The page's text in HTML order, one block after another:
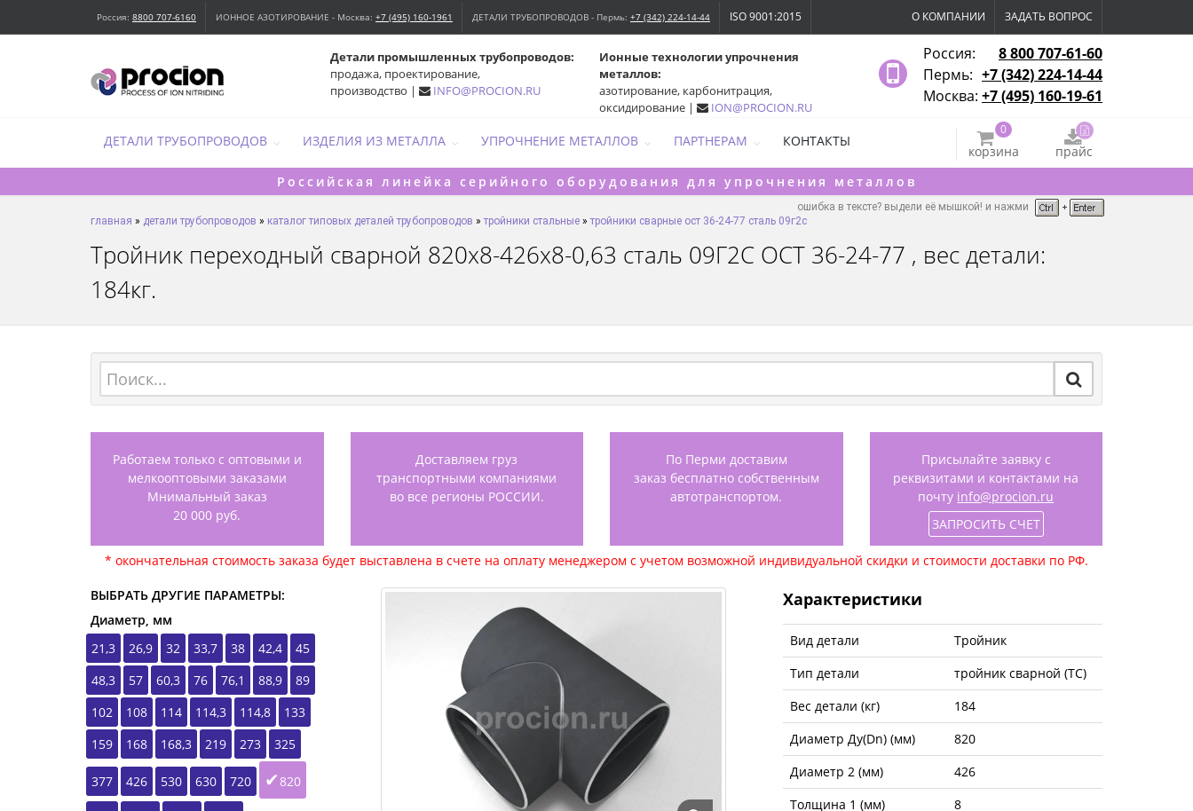
О КОМПАНИИ ЗАДАТЬ ВОПРОС
Россия: 8800 707-6160 ИОННОЕ АЗОТИРОВАНИЕ - Москва: +7 (495) 160-1961 ДЕТАЛИ ТРУБОПРОВОДОВ - Пермь: +7 (342) 224-14-44 ISO 9001:2015
Россия:
8 800 707-61-60
Пермь: +7 (342) 224-14-44
Москва: +7 (495) 160-19-61
Ионные технологии упрочнения
металлов:
азотирование, карбонитрация,
оксидирование |
ION@PROCION.RU
Детали промышленных трубопроводов:
продажа, проектирование,
производство |
INFO@PROCION.RU
ДЕТАЛИ ТРУБОПРОВОДОВ ИЗДЕЛИЯ ИЗ МЕТАЛЛА УПРОЧНЕНИЕ МЕТАЛЛОВ ПАРТНЕРАМ КОНТАКТЫ
0
корзина
прайс
Российская линейка серийного оборудования для упрочнения металлов
ошибка в тексте? выдели её мышкой! и нажми
главная » детали трубопроводов » каталог типовых деталей трубопроводов » тройники стальные » тройники сварные ост 36-24-77 сталь 09г2с
Тройник переходный сварной 820х8-426х8-0,63 сталь 09Г2С ОСТ 36-24-77 , вес детали:
184кг.
Работаем только с оптовыми и
мелкооптовыми заказами
Мнимальный заказ
20 000 руб.
Доставляем груз
транспортными компаниями
во все регионы РОССИИ.
По Перми доставим
заказ бесплатно собственным
автотранспортом.
Присылайте заявку с
реквизитами и контактами на
почту info@procion.ru
ЗАПРОСИТЬ СЧЕТ
* окончательная стоимость заказа будет выставлена в счете на оплату менеджером с учетом возможной индивидуальной скидки и стоимости доставки по РФ.
ВЫБРАТЬ ДРУГИЕ ПАРАМЕТРЫ:
Диаметр, мм
21,3
26,9 32 33,7 38 42,4
45
48,3
57 60,3 76 76,1 88,9
89
102
108 114 114,3 114,8
133
159
168 168,3 219 273 325
377 426 530 630 720 820
Характеристики
Вид детали
Тройник
Тип детали
тройник сварной (ТС)
Вес детали (кг)
184
Диаметр Ду(Dn) (мм)
820
Диаметр 2 (мм)
426
Толщина 1 (мм)
8